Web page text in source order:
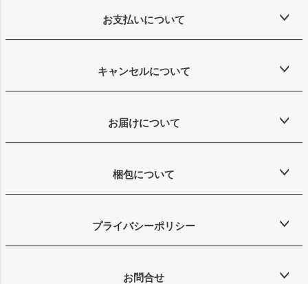
お支払いについて
キャンセルについて
お届けについて
梱包について
プライバシーポリシー
お問合せ